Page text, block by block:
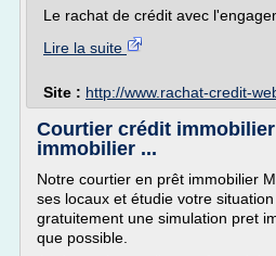
Le rachat de crédit avec
Lire la suite
Site : http://www.rachat-credit-
Courtier crédit
immobilier ...
Notre courtier en prêt immobilier
ses locaux et étudie votre
gratuitement une simulation pret
que possible.